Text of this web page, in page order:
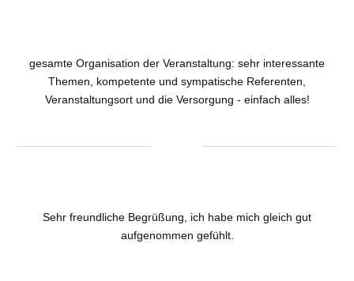
gesamte Organisation der Veranstaltung: sehr interessante
Themen, kompetente und sympatische Referenten,
Veranstaltungsort und die Versorgung - einfach alles!
Sehr freundliche Begrüßung, ich habe mich gleich gut
aufgenommen gefühlt.